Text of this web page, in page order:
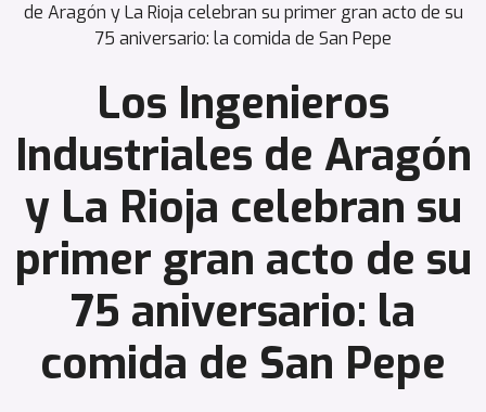
de Aragón y La Rioja celebran su primer gran acto de su
75 aniversario: la comida de San Pepe
Los Ingenieros
Industriales de Aragón
y La Rioja celebran su
primer gran acto de su
75 aniversario: la
comida de San Pepe